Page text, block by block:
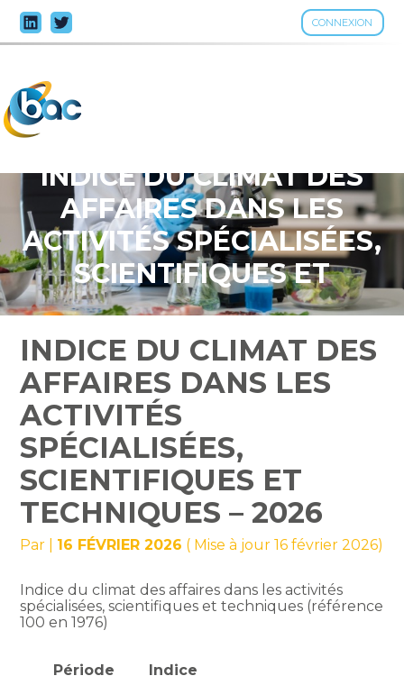
CONNEXION
Aller
au
INDICE DU CLIMAT DES
AFFAIRES DANS LES
ACTIVITÉS SPÉCIALISÉES,
SCIENTIFIQUES ET
TECHNIQUES – 2026
INDICE DU CLIMAT DES
AFFAIRES DANS LES
ACTIVITÉS
SPÉCIALISÉES,
SCIENTIFIQUES ET
TECHNIQUES – 2026
Par 16 FÉVRIER 2026 ( Mise à jour 16 février 2026)
Indice du climat des affaires dans les activités
spécialisées, scientifiques et techniques (référence
100 en 1976)
Période Indice